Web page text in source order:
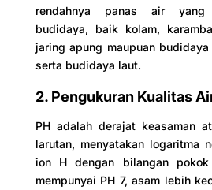
rendahnya panas air yang
budidaya, baik kolam,
jaring apung maupuan
serta budidaya laut.
2. Pengukuran Kualitas
PH adalah derajat keasaman
larutan, menyatakan logaritma
ion H dengan bilangan
mempunyai PH 7, asam lebih